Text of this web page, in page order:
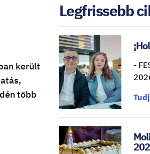
került
több
Legfrissebb
-